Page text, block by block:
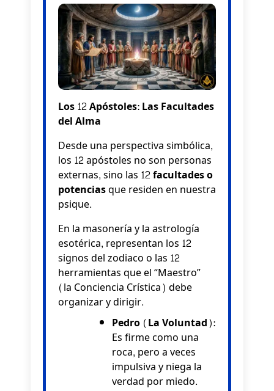
Los 12 Apóstoles: Las Facultades
del Alma
Desde una perspectiva simbólica,
los 12 apóstoles no son personas
externas, sino las 12 facultades o
potenciasque residen en nuestra
psique.
En la masonería y la astrología
esotérica, representan los 12
signos del zodiaco o las 12
herramientas que el “Maestro”
(la Conciencia Crística) debe
organizar y dirigir.
Pedro (La Voluntad):
Es firme como una
roca, pero a veces
impulsiva y niega la
verdad por miedo.